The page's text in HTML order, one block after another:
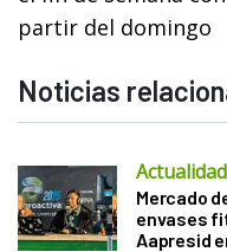
partir del domingo
Noticias
Actualidad
Mercado
envases
Aapresid